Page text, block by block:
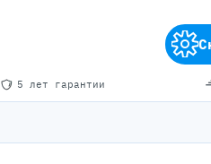
5 лет гарантии